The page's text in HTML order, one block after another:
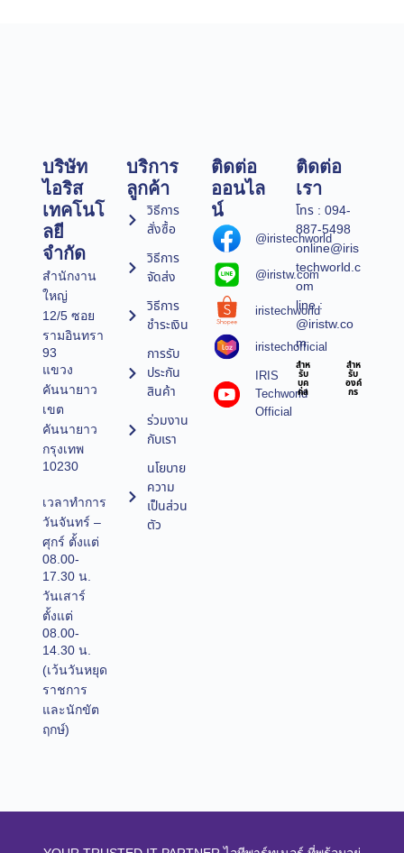
บริษัท
ไอริส
เทคโนโ
ลยี
จำกัด
สำนักงาน
ใหญ่
12/5 ซอย
รามอินทรา
93
แขวง
คันนายาว
เขต
คันนายาว
กรุงเทพ
10230
เวลาทำการ
วันจันทร์ –
ศุกร์ ตั้งแต่
08.00-
17.30 น.
วันเสาร์
ตั้งแต่
08.00-
14.30 น.
(เว้นวันหยุด
ราชการ
และนักขัต
ฤกษ์)
บริการ
ลูกค้า
วิธีการ
สั่งซื้อ
วิธีการ
จัดส่ง
วิธีการ
ชำระเงิน
การรับ
ประกัน
สินค้า
ร่วมงาน
กับเรา
นโยบาย
ความ
เป็นส่วน
ตัว
ติดต่อ
ออนไล
น์
@iristechworld
@iristw.com
iristechworld
iristechofficial
IRIS
Techworld
Official
ติดต่อ
เรา
โทร : 094-
887-5498
online@iris
techworld.c
om
line :
@iristw.co
m
สำห
รับ
บุค
คล
สำห
รับ
องค์
กร